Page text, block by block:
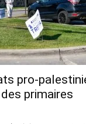
pro-
primaires